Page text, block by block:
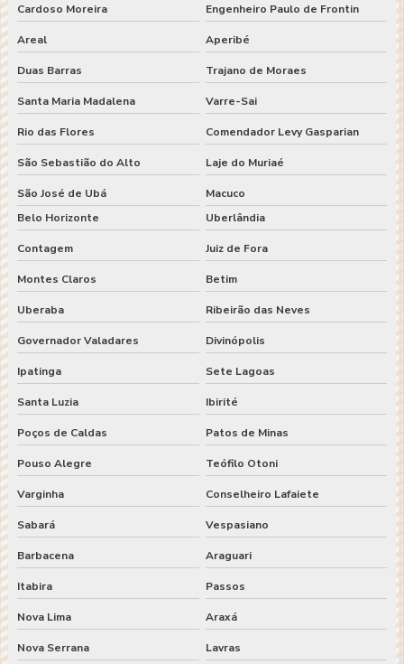
Cardoso Moreira Engenheiro Paulo de Frontin
Areal Aperibé
Duas Barras Trajano de Moraes
Santa Maria Madalena Varre-Sai
Rio das Flores Comendador Levy Gasparian
São Sebastião do Alto Laje do Muriaé
São José de Ubá
Macuco
Belo Horizonte
Uberlândia
Contagem Juiz de Fora
Montes Claros Betim
Uberaba Ribeirão das Neves
Governador Valadares Divinópolis
Ipatinga Sete Lagoas
Santa Luzia Ibirité
Poços de Caldas Patos de Minas
Pouso Alegre Teófilo Otoni
Varginha Conselheiro Lafaiete
Sabará Vespasiano
Barbacena Araguari
Itabira Passos
Nova Lima Araxá
Nova Serrana Lavras